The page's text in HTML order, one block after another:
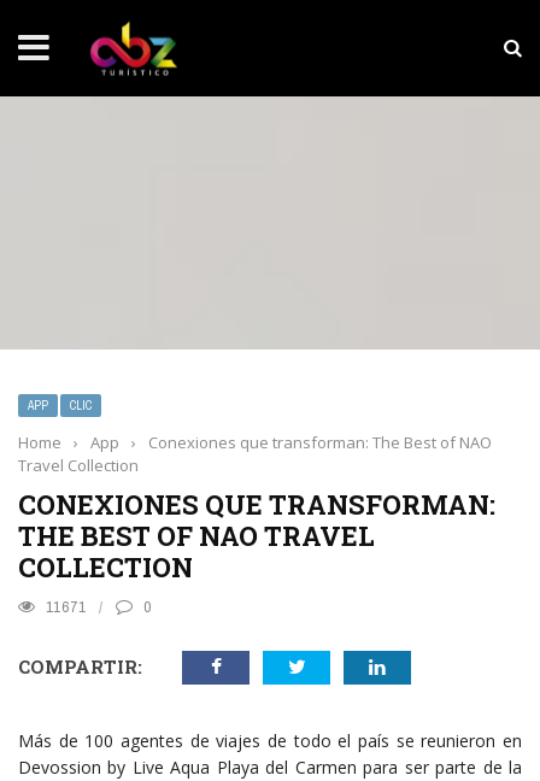
NOTICIAS SOBRESALIENTES
APP CLIC
Home › App ›
Conexiones que transforman: The Best of NAO
Travel Collection
CONEXIONES QUE TRANSFORMAN:
THE BEST OF NAO TRAVEL
COLLECTION
11671 0
COMPARTIR:
Más de 100 agentes de viajes de todo el país se reunieron en
Devossion by Live Aqua Playa del Carmen para ser parte de la